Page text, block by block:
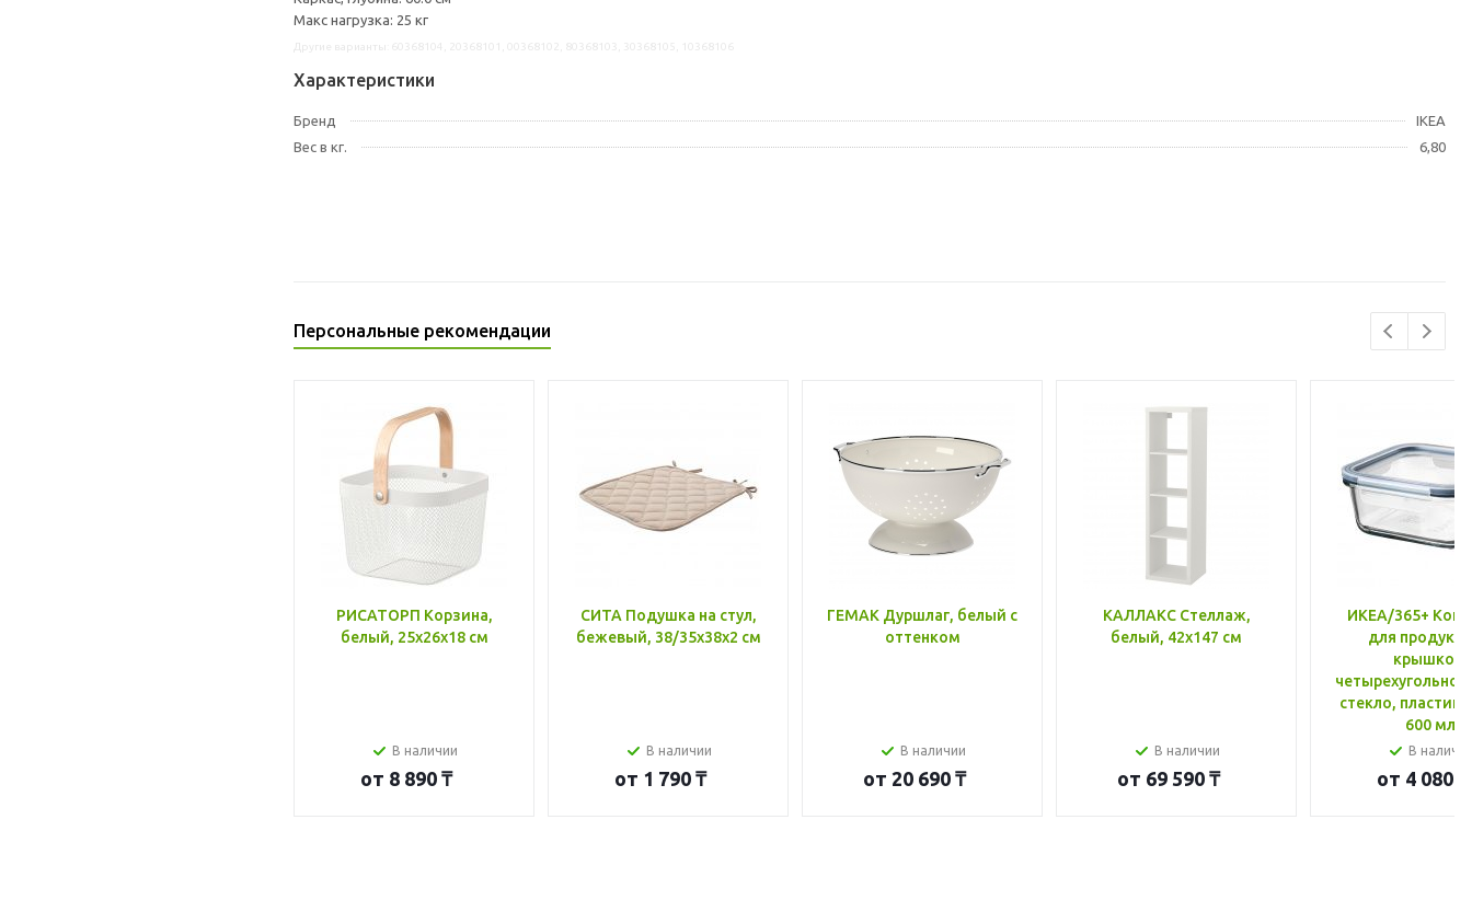
Макс нагрузка: 25 кг
Характеристики
Бренд
IKEA
Вес в кг.
6,80
Персональные рекомендации
РИСАТОРП Корзина,
белый, 25x26x18 см
В наличии
от 8 890 ₸
СИТА Подушка на стул,
бежевый, 38/35x38x2 см
В наличии
от 1 790 ₸
ГЕМАК Дуршлаг, белый с
оттенком
В наличии
от 20 690 ₸
КАЛЛАКС Стеллаж,
белый, 42x147 см
В наличии
от 69 590 ₸
ИКЕА/365+
для
крышкой,
стекло, пластик
600 мл
В
от 4 080 ₸